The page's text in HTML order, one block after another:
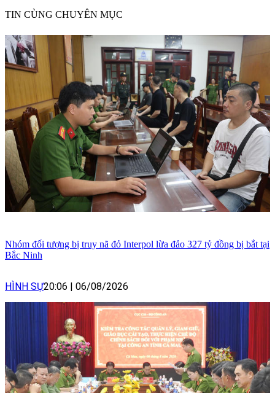
TIN CÙNG CHUYÊN MỤC
Nhóm đối tượng bị truy nã đỏ Interpol lừa đảo 327 tỷ đồng bị bắt tại
Bắc Ninh
HÌNH SỰ20:06 06/08/2026